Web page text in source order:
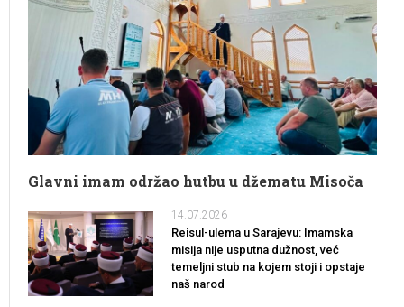
Glavni imam održao hutbu u džematu Misoča
14.07.2026
Reisul-ulema u Sarajevu: Imamska
misija nije usputna dužnost, već
temeljni stub na kojem stoji i opstaje
naš narod